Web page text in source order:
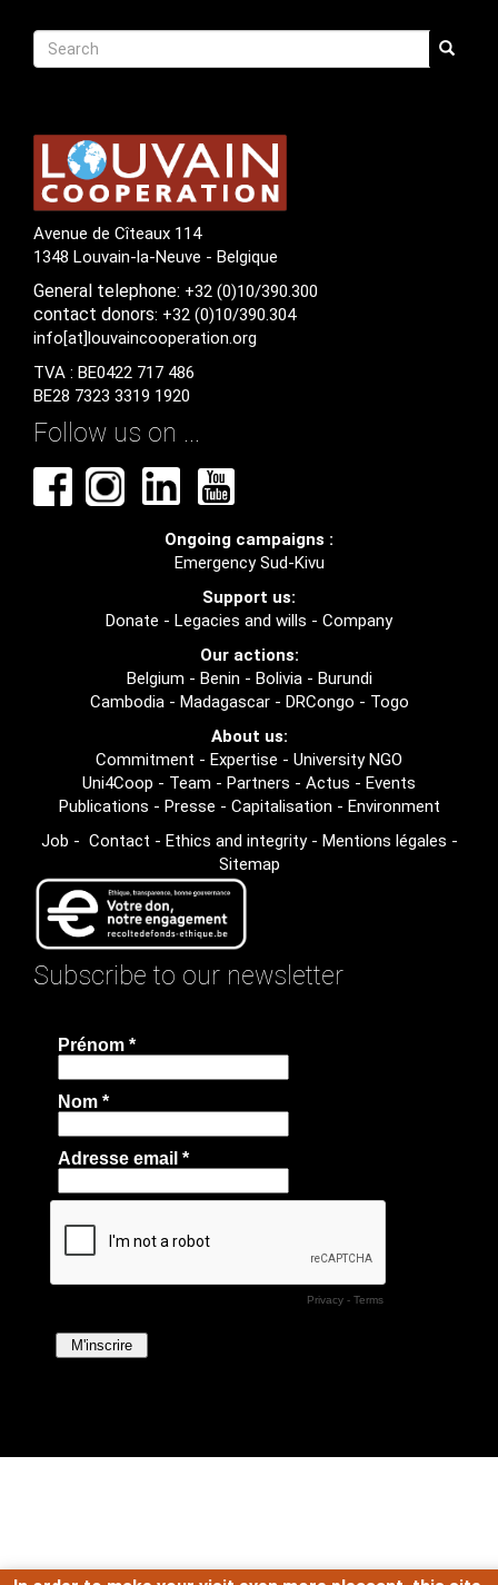
Recherche
Search Search
Avenue de Cîteaux 114
1348 Louvain-la-Neuve - Belgique
General telephone: +32 (0)10/390.300
contact donors: +32 (0)10/390.304
info[at]louvaincooperation.org
TVA : BE0422 717 486
BE28 7323 3319 1920
Follow us on ...
Ongoing campaigns :
Emergency Sud-Kivu
Support us:
Donate - Legacies and wills - Company
Our actions:
Belgium - Benin - Bolivia- Burundi
Cambodia- Madagascar- DRCongo - Togo
About us:
Commitment - Expertise - University NGO
Uni4Coop - Team - Partners - Actus - Events
Publications - Presse - Capitalisation - Environment
Job - Contact - Ethics and integrity- Mentions légales -
Sitemap
Subscribe to our newsletter